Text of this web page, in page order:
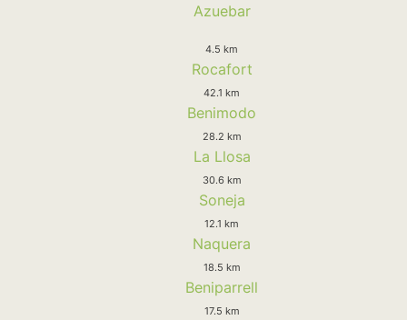
Azuebar
4.5 km
Rocafort
42.1 km
Benimodo
28.2 km
La Llosa
30.6 km
Soneja
12.1 km
Naquera
18.5 km
Beniparrell
17.5 km